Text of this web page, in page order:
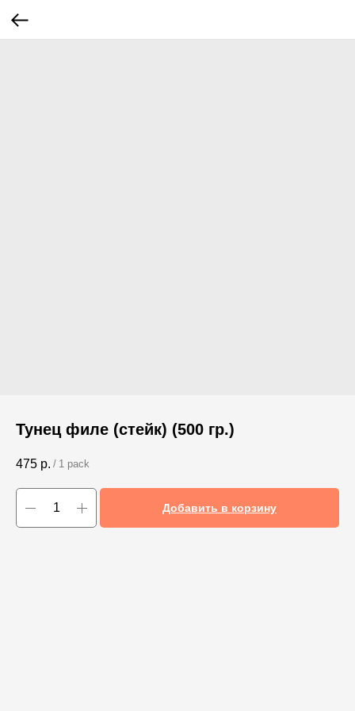
Тунец филе (стейк) (500 гр.)
475 р. / 1 pack
Добавить в корзину